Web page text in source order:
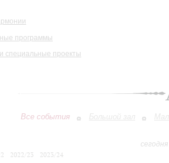
программы
специальные проекты
Все события Большой зал
2022/23
2023/24